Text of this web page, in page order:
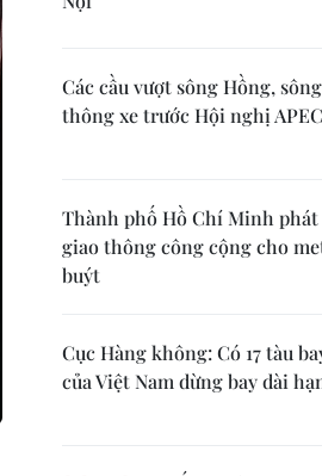
Các cầu vượt sông Hồng,
thông xe trước Hội nghị
Thành phố Hồ Chí Minh
giao thông công cộng cho
buýt
Cục Hàng không: Có 17 tàu
của Việt Nam dừng bay dài